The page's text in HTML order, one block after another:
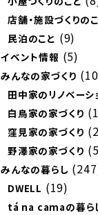
店舗・施設づくりの
民泊のこと (9)
イベント情報 (5)
みんなの家づくり
田中家のリノベーシ
白鳥家の家づくり
窪見家の家づくり
野澤家の家づくり
みんなの暮らし
DWELL (19)
tá na camaの暮らし